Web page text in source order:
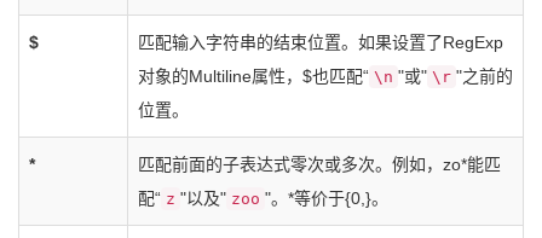
$
匹配输入字符串的结束位置。如果设置了RegExp
对象的Multiline属性，$也匹配“ \n "或" \r "之前的
位置。
*
匹配前面的子表达式零次或多次。例如，zo*能匹
配“ z "以及" zoo "。*等价于{0,}。